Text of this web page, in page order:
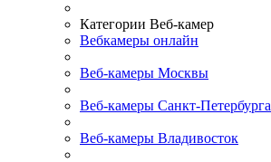
Категории Веб-камер
Вебкамеры онлайн
Веб-камеры Москвы
Веб-камеры Санкт-Петербурга
Веб-камеры Владивосток